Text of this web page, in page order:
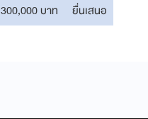
300,000 บาท ยื่นเสนอ